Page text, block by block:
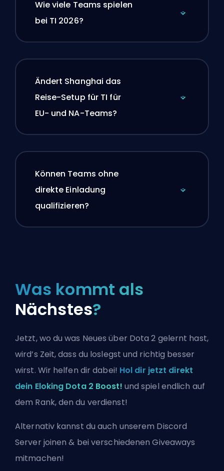
Wie viele Teams spielen
bei TI 2026?
Ändert Shanghai das
Reise-Setup für TI für
EU- und NA-Teams?
Können Teams ohne
direkte Einladung
qualifizieren?
Was kommt als
Nächstes?
Jetzt, wo du was Neues über Dota 2 gelernt hast,
wird’s Zeit, dass du loslegst und richtig besser
wirst. Wir helfen dir dabei! Hol dir jetzt direkt
dein Eloking Dota 2 Boost! und spiel endlich auf
dem Rank, den du verdienst!
Alternativ kannst du auch unserem Discord
Server joinen & bei verschiedenen Giveaways
mitmachen!